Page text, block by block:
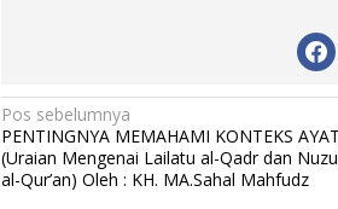
N
a
v
Pos sebelumnya
PENTINGNYA MEMAHAMI KONTEKS AYAT
(Uraian Mengenai Lailatu al-Qadr dan
al-Qur’an) Oleh : KH. MA.Sahal Mahfudz